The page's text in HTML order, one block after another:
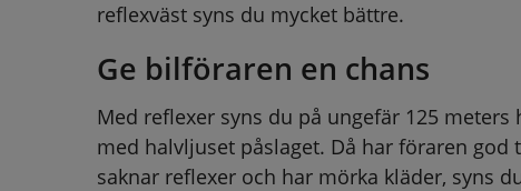
reflexväst syns du mycket bättre.
Ge bilföraren en chans
Med reflexer syns du på ungefär 125
med halvljuset påslaget. Då har föraren god
saknar reflexer och har mörka kläder, syns